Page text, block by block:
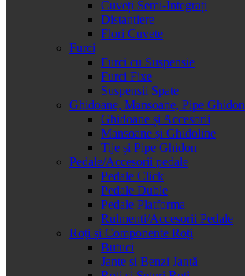
Cuveți Semi-Integrați
Distanțiere
Flori Cuvete
Furci
Furci cu Suspensie
Furci Fixe
Suspensii Spate
Ghidoane, Mansoane, Pipe Ghidon
Ghidoane și Accesorii
Mansoane și Ghidoline
Tije și Pipe Ghidon
Pedale/Accesorii pedale
Pedale Click
Pedale Duble
Pedale Platforma
Rulmenti/Accesorii Pedale
Roți și Componente Roți
Butuci
Jante și Benzi Jantă